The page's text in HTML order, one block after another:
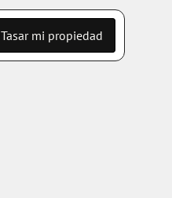
Tasar mi propiedad